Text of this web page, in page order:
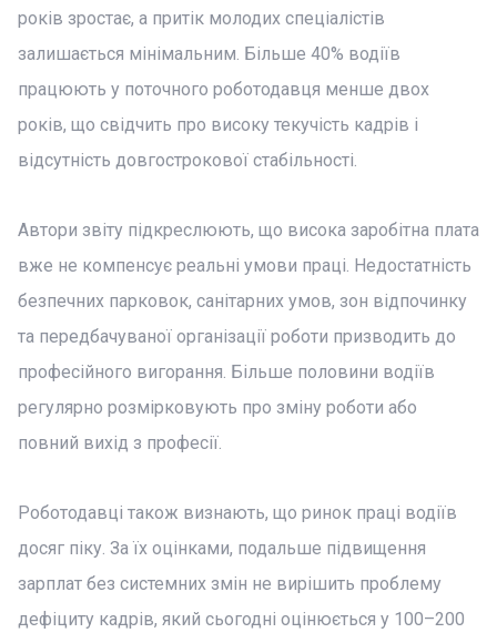
років зростає, а притік молодих спеціалістів
залишається мінімальним. Більше 40% водіїв
працюють у поточного роботодавця менше двох
років, що свідчить про високу текучість кадрів і
відсутність довгострокової стабільності.
Автори звіту підкреслюють, що висока заробітна плата
вже не компенсує реальні умови праці. Недостатність
безпечних парковок, санітарних умов, зон відпочинку
та передбачуваної організації роботи призводить до
професійного вигорання. Більше половини водіїв
регулярно розмірковують про зміну роботи або
повний вихід з професії.
Роботодавці також визнають, що ринок праці водіїв
досяг піку. За їх оцінками, подальше підвищення
зарплат без системних змін не вирішить проблему
дефіциту кадрів, який сьогодні оцінюється у 100–200